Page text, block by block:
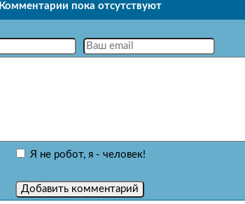
Комментарии пока отсутствуют
Я не робот, я - человек!